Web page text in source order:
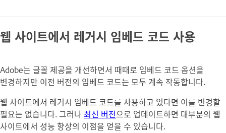
웹 사이트에서 레거시 임베드 코드 사용
Adobe는 글꼴 제공을 개선하면서 때때로 임베드 코드 옵션을
변경하지만 이전 버전의 임베드 코드는 모두 계속 작동합니다.
웹 사이트에서 레거시 임베드 코드를 사용하고 있다면 이를 변경할
필요는 없습니다. 그러나 최신 버전으로 업데이트하면 대부분의 웹
사이트에서 성능 향상의 이점을 얻을 수 있습니다.